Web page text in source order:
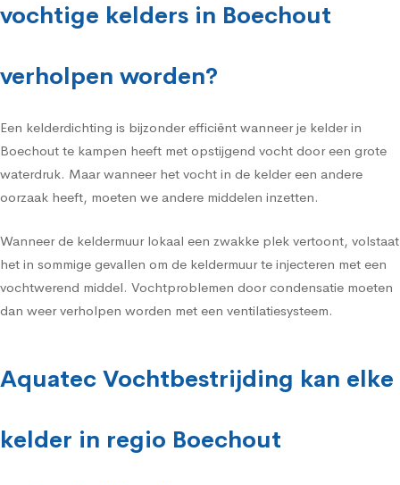
vochtige kelders in Boechout
verholpen worden?
Een kelderdichting is bijzonder efficiënt wanneer je kelder in
Boechout te kampen heeft met opstijgend vocht door een grote
waterdruk. Maar wanneer het vocht in de kelder een andere
oorzaak heeft, moeten we andere middelen inzetten.
Wanneer de keldermuur lokaal een zwakke plek vertoont, volstaat
het in sommige gevallen om de keldermuur te injecteren met een
vochtwerend middel. Vochtproblemen door condensatie moeten
dan weer verholpen worden met een ventilatiesysteem.
Aquatec Vochtbestrijding kan elke
kelder in regio Boechout